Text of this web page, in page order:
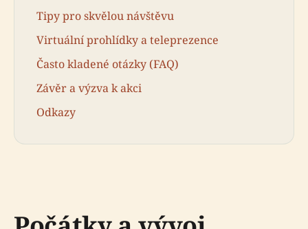
Tipy pro skvělou návštěvu
Virtuální prohlídky a teleprezence
Často kladené otázky (FAQ)
Závěr a výzva k akci
Odkazy